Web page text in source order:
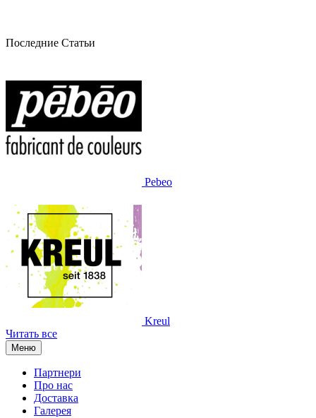
Последние Статьи
Pebeo
Kreul
Читать все
Меню
Партнери
Про нас
Доставка
Галерея